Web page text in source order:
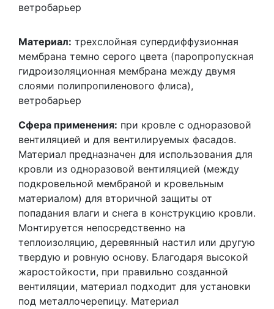
ветробарьер
Материал: трехслойная супердиффузионная
мембрана темно серого цвета (паропропускная
гидроизоляционная мембрана между двумя
слоями полипропиленового флиса),
ветробарьер
Сфера применения: при кровле с одноразовой
вентиляцией и для вентилируемых фасадов.
Материал предназначен для использования для
кровли из одноразовой вентиляцией (между
подкровельной мембраной и кровельным
материалом) для вторичной защиты от
попадания влаги и снега в конструкцию кровли.
Монтируется непосредственно на
теплоизоляцию, деревянный настил или другую
твердую и ровную основу. Благодаря высокой
жаростойкости, при правильно созданной
вентиляции, материал подходит для установки
под металлочерепицу. Материал